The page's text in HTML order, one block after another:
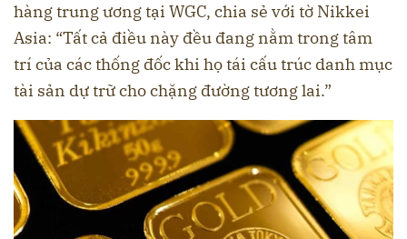
hàng trung ương tại WGC, chia sẻ với tờ Nikkei
Asia: “Tất cả điều này đều đang nằm trong tâm
trí của các thống đốc khi họ tái cấu trúc danh mục
tài sản dự trữ cho chặng đường tương lai.”